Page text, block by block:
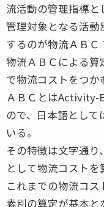
流活動の管理指標
管理対象となる活動
するのが物流ＡＢＣ
物流ＡＢＣによる算
で物流コストをつか
ＡＢＣとはActivity-
ので、日本語として
いる。
その特徴は文字通り
として物流コストを
これまでの物流コ
素別の算定が基本と